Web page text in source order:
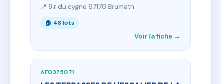
📍 8 r du cygne 67170 Brumath
🏠 48 lots
Voir la fiche →
AF0375071